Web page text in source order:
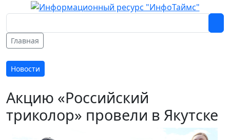
Главная
Новости
Акцию «Российский
триколор» провели в Якутске